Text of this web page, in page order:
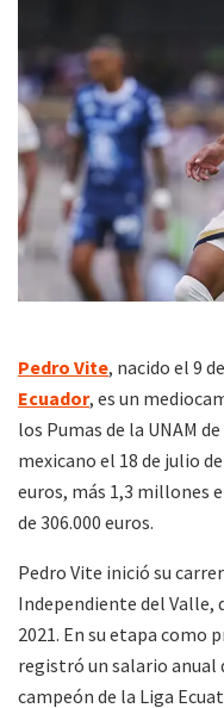
Pedro Vite, nacido el 9
Ecuador, es un
los Pumas de la UNAM
mexicano el 18 de julio
euros, más 1,3 millones
de 306.000 euros.
Pedro Vite inició su
Independiente del Valle,
2021. En su etapa como
registró un salario anual
campeón de la Liga